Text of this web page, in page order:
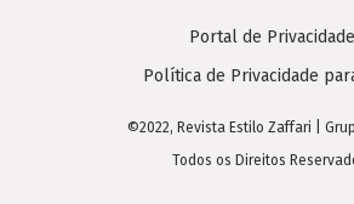
Portal de Privacidade
Política de Privacidade
©2022, Revista Estilo Zaffari |
Todos os Direitos